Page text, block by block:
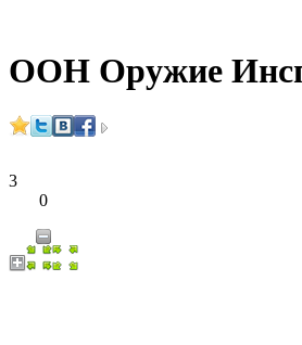
ООН Оружие
3
0